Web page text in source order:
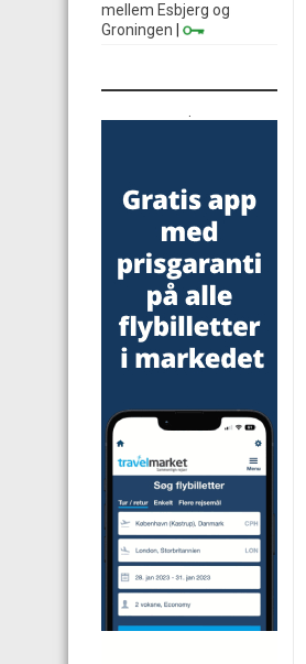
mellem Esbjerg og
Groningen